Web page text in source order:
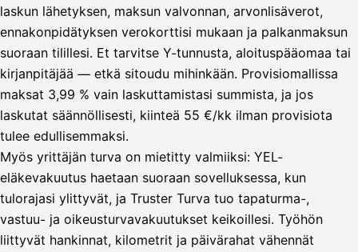
laskun lähetyksen, maksun valvonnan, arvonlisäverot,
ennakonpidätyksen verokorttisi mukaan ja palkanmaksun
suoraan tilillesi. Et tarvitse Y-tunnusta, aloituspääomaa tai
kirjanpitäjää — etkä sitoudu mihinkään. Provisiomallissa
maksat 3,99 % vain laskuttamistasi summista, ja jos
laskutat säännöllisesti, kiinteä 55 €/kk ilman provisiota
tulee edullisemmaksi.
Myös yrittäjän turva on mietitty valmiiksi: YEL-
eläkevakuutus haetaan suoraan sovelluksessa, kun
tulorajasi ylittyvät, ja Truster Turva tuo tapaturma-,
vastuu- ja oikeusturvavakuutukset keikoillesi. Työhön
liittyvät hankinnat, kilometrit ja päivärahat vähennät